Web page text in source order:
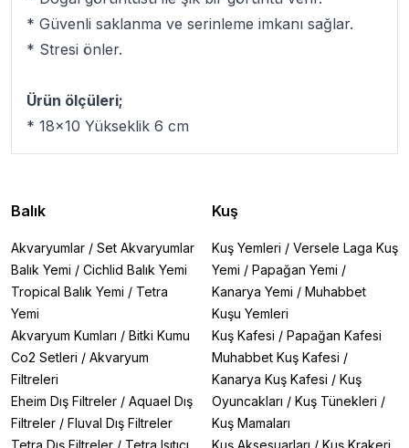
* Güvenli saklanma ve serinleme imkanı sağlar.
* Stresi önler.
Ürün ölçüleri;
* 18x10 Yükseklik 6 cm
Balık
Akvaryumlar / Set Akvaryumlar
Balık Yemi / Cichlid Balık Yemi
Tropical Balık Yemi / Tetra
Yemi
Akvaryum Kumları / Bitki Kumu
Co2 Setleri / Akvaryum
Filtreleri
Eheim Dış Filtreler / Aquael Dış
Filtreler / Fluval Dış Filtreler
Tetra Dış Filtreler / Tetra Isıtıcı
Kuş
Kuş Yemleri / Versele Laga Kuş
Yemi / Papağan Yemi /
Kanarya Yemi / Muhabbet
Kuşu Yemleri
Kuş Kafesi / Papağan Kafesi
Muhabbet Kuş Kafesi /
Kanarya Kuş Kafesi / Kuş
Oyuncakları / Kuş Tünekleri /
Kuş Mamaları
Kuş Aksesuarları / Kuş Krakeri